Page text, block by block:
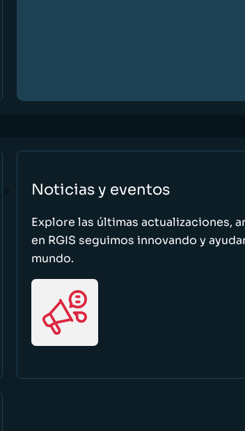
Noticias y eventos
Explore las últimas actualizaciones,
en RGIS seguimos innovando y
mundo.